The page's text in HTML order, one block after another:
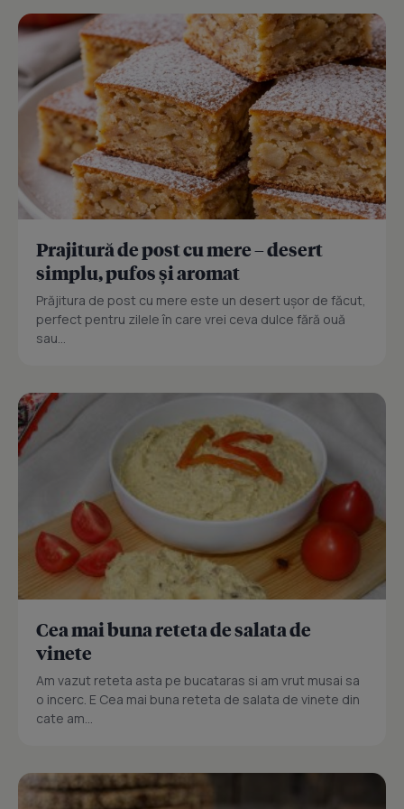
Prajitură de post cu mere – desert
simplu, pufos și aromat
Prăjitura de post cu mere este un desert ușor de făcut,
perfect pentru zilele în care vrei ceva dulce fără ouă
sau...
Cea mai buna reteta de salata de
vinete
Am vazut reteta asta pe bucataras si am vrut musai sa
o incerc. E Cea mai buna reteta de salata de vinete din
cate am...